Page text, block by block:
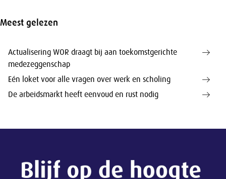
Meest gelezen
Actualisering WOR draagt bij aan toekomstgerichte
medezeggenschap
Eén loket voor alle vragen over werk en scholing
De arbeidsmarkt heeft eenvoud en rust nodig